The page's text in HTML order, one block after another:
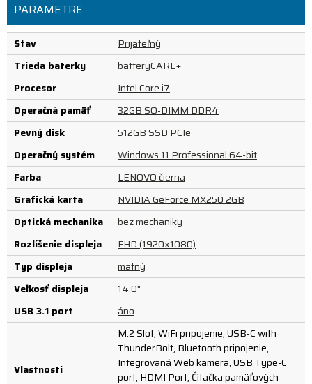
PARAMETRE
Stav
Prijateľný
Trieda baterky
batteryCARE+
Procesor
Intel Core i7
Operačná pamäť
32GB SO-DIMM DDR4
Pevný disk
512GB SSD PCIe
Operačný systém
Windows 11 Professional 64-bit
Farba
LENOVO čierna
Grafická karta
NVIDIA GeForce MX250 2GB
Optická mechanika
bez mechaniky
Rozlíšenie displeja
FHD (1920x1080)
Typ displeja
matný
Veľkosť displeja
14.0"
USB 3.1 port
áno
Vlastnosti
M.2 Slot, WiFi pripojenie, USB-C with
ThunderBolt, Bluetooth pripojenie,
Integrovaná Web kamera, USB Type-C
port, HDMI Port, Čítačka pamäťových